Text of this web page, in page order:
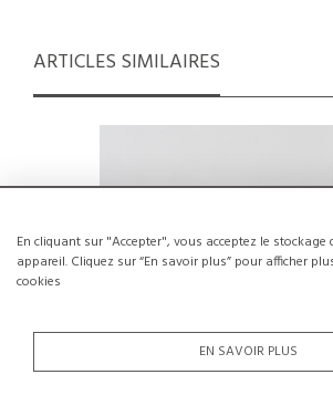
En cliquant sur "Accepter", vous acceptez le stockage
appareil. Cliquez sur “En savoir plus” pour afficher
cookies
EN SAVOIR PLUS
ARTICLES SIMILAIRES